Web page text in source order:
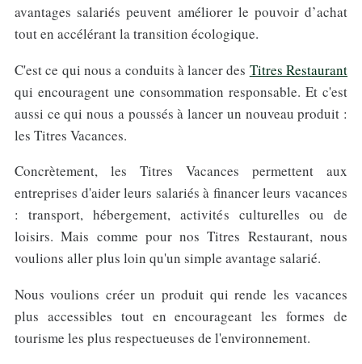
avantages salariés peuvent améliorer le pouvoir d’achat
tout en accélérant la transition écologique.
C'est ce qui nous a conduits à lancer des Titres Restaurant
qui encouragent une consommation responsable. Et c'est
aussi ce qui nous a poussés à lancer un nouveau produit :
les Titres Vacances.
Concrètement, les Titres Vacances permettent aux
entreprises d'aider leurs salariés à financer leurs vacances
: transport, hébergement, activités culturelles ou de
loisirs. Mais comme pour nos Titres Restaurant, nous
voulions aller plus loin qu'un simple avantage salarié.
Nous voulions créer un produit qui rende les vacances
plus accessibles tout en encourageant les formes de
tourisme les plus respectueuses de l'environnement.